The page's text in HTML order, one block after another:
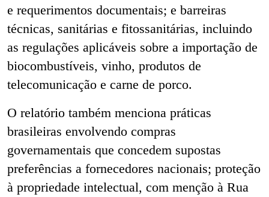
e requerimentos documentais; e barreiras
técnicas, sanitárias e fitossanitárias, incluindo
as regulações aplicáveis sobre a importação de
biocombustíveis, vinho, produtos de
telecomunicação e carne de porco.
O relatório também menciona práticas
brasileiras envolvendo compras
governamentais que concedem supostas
preferências a fornecedores nacionais; proteção
à propriedade intelectual, com menção à Rua